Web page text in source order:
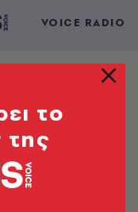
VOICE RADIO
το